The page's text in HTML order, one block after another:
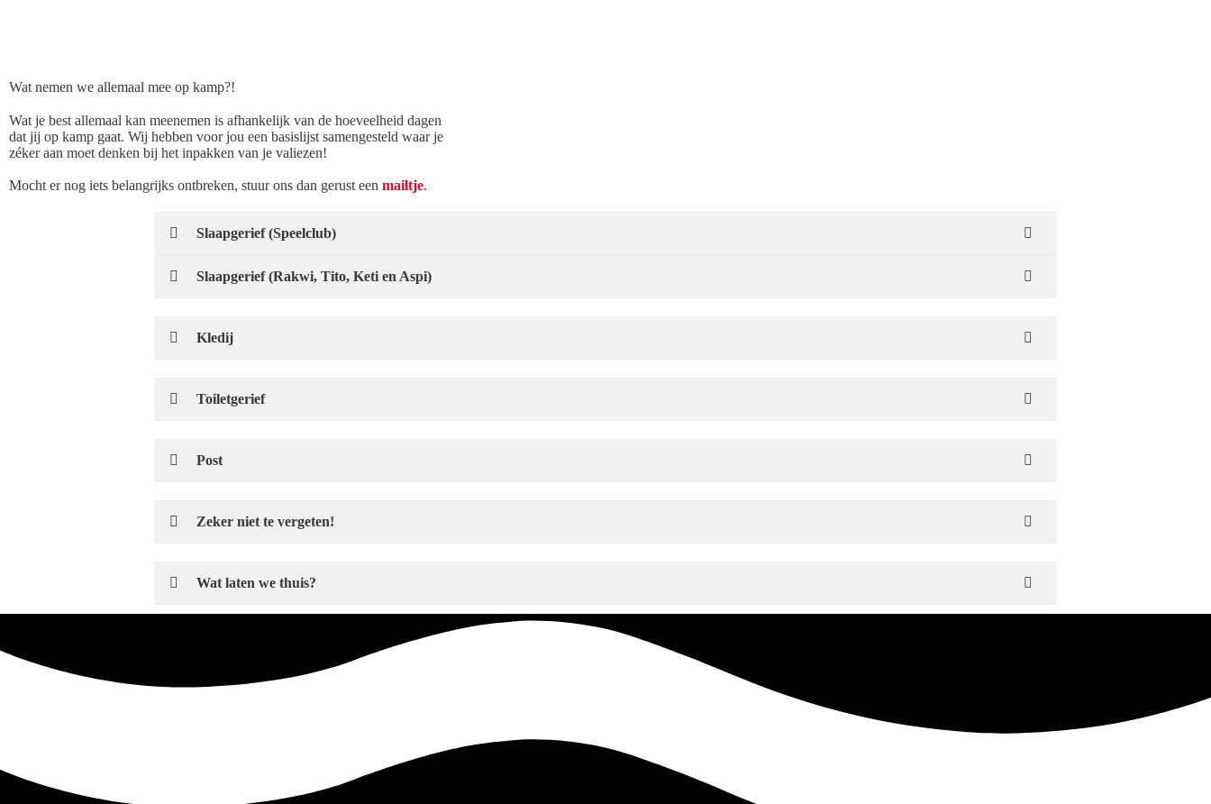
Wat nemen we allemaal mee op kamp?!
Wat je best allemaal kan meenemen is afhankelijk van de hoeveelheid dagen
dat jij op kamp gaat. Wij hebben voor jou een basislijst samengesteld waar je
zéker aan moet denken bij het inpakken van je valiezen!
Mocht er nog iets belangrijks ontbreken, stuur ons dan gerust een mailtje.
Slaapgerief (Speelclub)
Slaapgerief (Rakwi, Tito, Keti en Aspi)
Kledij
Toiletgerief
Post
Zeker niet te vergeten!
Wat laten we thuis?